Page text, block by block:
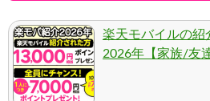
楽天モバイルの紹
2026年【家族/友